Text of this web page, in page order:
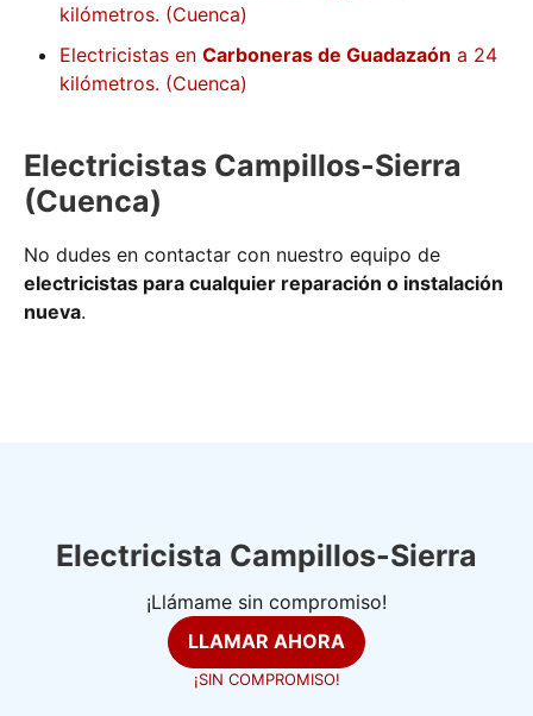
kilómetros. (Cuenca)
Electricistas en Carboneras de Guadazaón a 24
kilómetros. (Cuenca)
Electricistas Campillos-Sierra
(Cuenca)
No dudes en contactar con nuestro equipo de
electricistas para cualquier reparación o instalación
nueva.
Electricista Campillos-Sierra
¡Llámame sin compromiso!
LLAMAR AHORA
¡SIN COMPROMISO!